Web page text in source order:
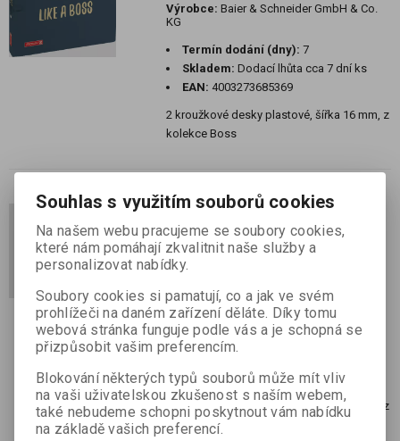
Výrobce: Baier & Schneider GmbH & Co.
KG
Termín dodání (dny): 7
Skladem: Dodací lhůta cca 7 dní ks
EAN: 4003273685369
2 kroužkové desky plastové, šířka 16 mm, z
kolekce Boss
Kroužkové desky plast A4
Lebka 16 mm
Výrobce:Baier & Schneider GmbH & Co.
KG
Termín dodání (dny):
EAN:4003273686083
2 kroužkové desky plastové, šířka 16 mm, z
kolekce Lebka
Souhlas s využitím souborů cookies
Na našem webu pracujeme se soubory cookies,
které nám pomáhají zkvalitnit naše služby a
personalizovat nabídky.
Soubory cookies si pamatují, co a jak ve svém
prohlížeči na daném zařízení děláte. Díky tomu
webová stránka funguje podle vás a je schopná se
přizpůsobit vašim preferencím.
Blokování některých typů souborů může mít vliv
na vaši uživatelskou zkušenost s naším webem,
také nebudeme schopni poskytnout vám nabídku
na základě vašich preferencí.